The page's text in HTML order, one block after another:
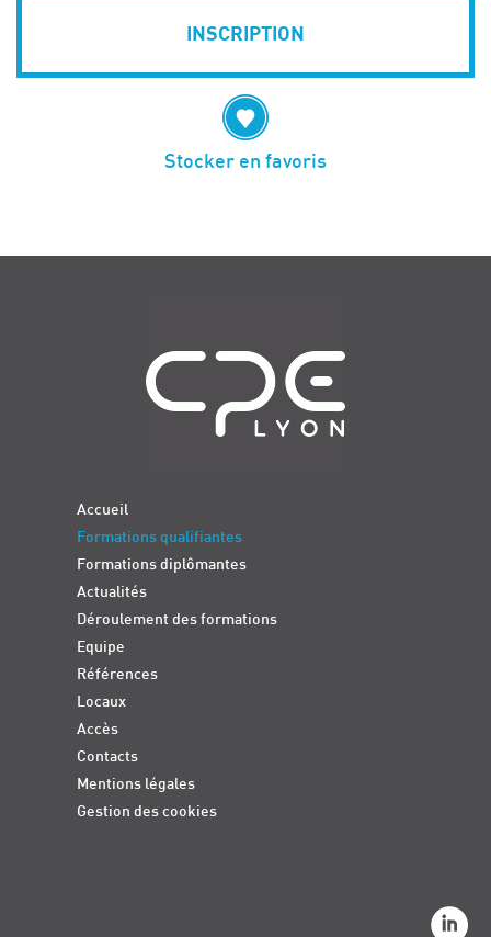
INSCRIPTION
Stocker en favoris
Accueil
Formations qualifiantes
Formations diplômantes
Actualités
Déroulement des formations
Equipe
Références
Locaux
Accès
Contacts
Mentions légales
Gestion des cookies